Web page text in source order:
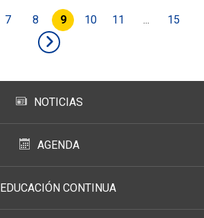
7 8 9 10 11 ... 15
NOTICIAS
AGENDA
EDUCACIÓN CONTINUA